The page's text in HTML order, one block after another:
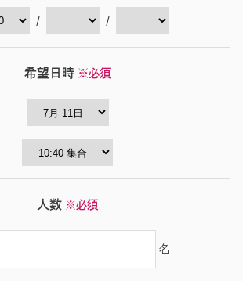
/ /
希望日時 ※必須
人数 ※必須
名